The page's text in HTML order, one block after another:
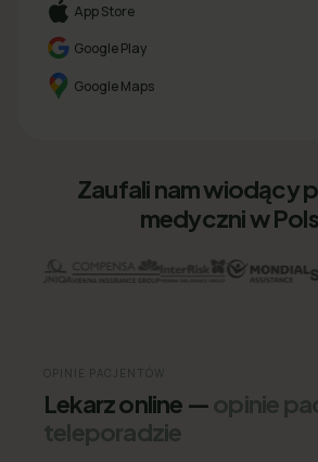
App Store
Google Play
Google Maps
Zaufali nam wiodący
medyczni w
OPINIE PACJENTÓW
Lekarz online —opinie
teleporadzie